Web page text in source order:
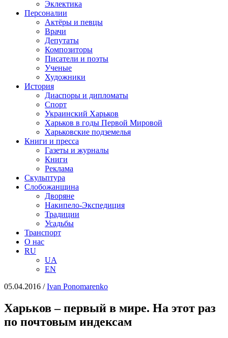
Эклектика
Персоналии
Актёры и певцы
Врачи
Депутаты
Композиторы
Писатели и поэты
Ученые
Художники
История
Диаспоры и дипломаты
Спорт
Украинский Харьков
Харьков в годы Первой Мировой
Харьковские подземелья
Книги и пресса
Газеты и журналы
Книги
Реклама
Скульптура
Слобожанщина
Дворяне
Накипело-Экспедиция
Традиции
Усадьбы
Транспорт
О нас
RU
UA
EN
05.04.2016 /Іvan Ponomarenko
Харьков – первый в мире. На этот раз
по почтовым индексам